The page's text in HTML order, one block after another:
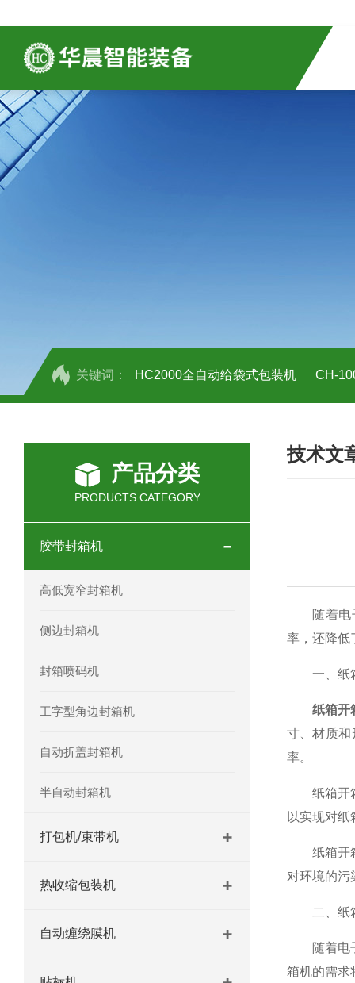
关键词： HC2000全自动给袋式包装机 CH-
技术文
随着电子
率，还降低
一、纸箱
纸箱开
寸、材质
率。
纸箱开箱
以实现对
纸箱开箱
对环境的污
二、纸箱
随着电子
箱机的需求
产品分类
PRODUCTS CATEGORY
胶带封箱机
高低宽窄封箱机
侧边封箱机
封箱喷码机
工字型角边封箱机
自动折盖封箱机
半自动封箱机
打包机/束带机
热收缩包装机
自动缠绕膜机